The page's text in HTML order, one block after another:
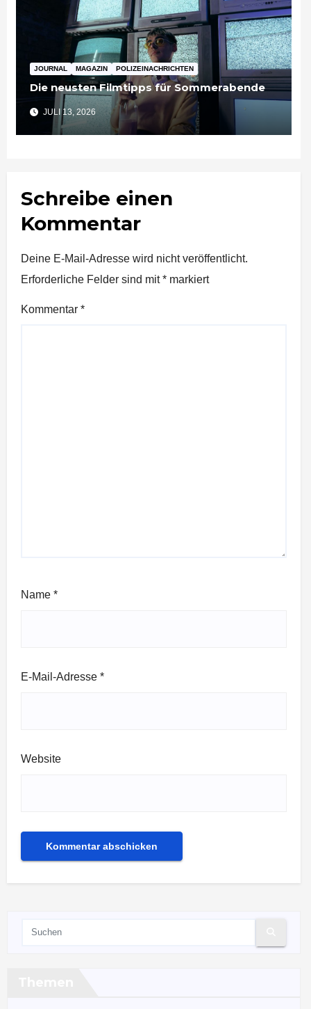
JOURNAL MAGAZIN POLIZEINACHRICHTEN
Die neusten Filmtipps für Sommerabende
JULI 13, 2026
Schreibe einen
Kommentar
Deine E-Mail-Adresse wird nicht veröffentlicht.
Erforderliche Felder sind mit* markiert
Kommentar *
Name *
E-Mail-Adresse *
Website